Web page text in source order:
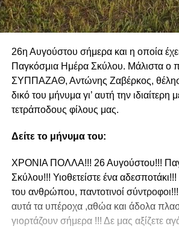
26η Αυγούστου σήμερα και η οποία
Παγκόσμια Ημέρα Σκύλου. Μάλιστα ο
ΣΥΠΠΑΖΑΘ, Αντώνης Ζαβέρκος, θέλησε
δικό του μήνυμα γι’ αυτή την ιδιαίτερη
τετράποδους φίλους μας.
Δείτε το μήνυμα του:
ΧΡΟΝΙΑ ΠΟΛΛΑ!!! 26 Αυγούστου!!!
Σκύλου!!! Υιοθετείστε ένα
του ανθρώπου, παντοτινοί
αυτά τα υπέροχα ,αθώα και άδολα
γιορτάζουν σήμερα !!! Δε μας αξίζετε